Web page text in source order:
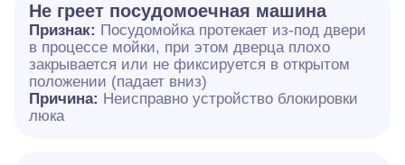
Не греет посудомоечная машина
Признак: Посудомойка протекает из-под двери
в процессе мойки, при этом дверца плохо
закрывается или не фиксируется в открытом
положении (падает вниз)
Причина: Неисправно устройство блокировки
люка